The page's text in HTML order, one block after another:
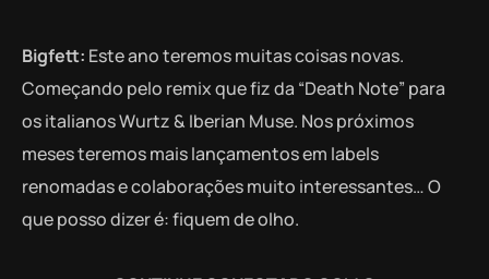
Bigfett: Este ano teremos muitas coisas novas.
Começando pelo remix que fiz da “Death Note” para
os italianos Wurtz & Iberian Muse. Nos próximos
meses teremos mais lançamentos em labels
renomadas e colaborações muito interessantes… O
que posso dizer é: fiquem de olho.